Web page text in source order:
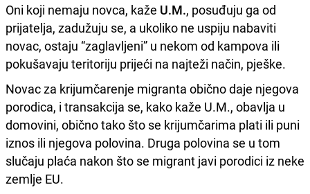
Oni koji nemaju novca, kaže U.M., posuđuju ga od
prijatelja, zadužuju se, a ukoliko ne uspiju nabaviti
novac, ostaju “zaglavljeni” u nekom od kampova ili
pokušavaju teritoriju prijeći na najteži način, pješke.
Novac za krijumčarenje migranta obično daje njegova
porodica, i transakcija se, kako kaže U.M., obavlja u
domovini, obično tako što se krijumčarima plati ili puni
iznos ili njegova polovina. Druga polovina se u tom
slučaju plaća nakon što se migrant javi porodici iz neke
zemlje EU.